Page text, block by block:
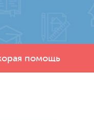
помощь